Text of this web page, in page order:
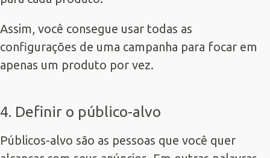
Assim, você consegue usar todas as
configurações de uma campanha para focar em
apenas um produto por vez.
4. Definir o público-alvo
Públicos-alvo são as pessoas que você quer